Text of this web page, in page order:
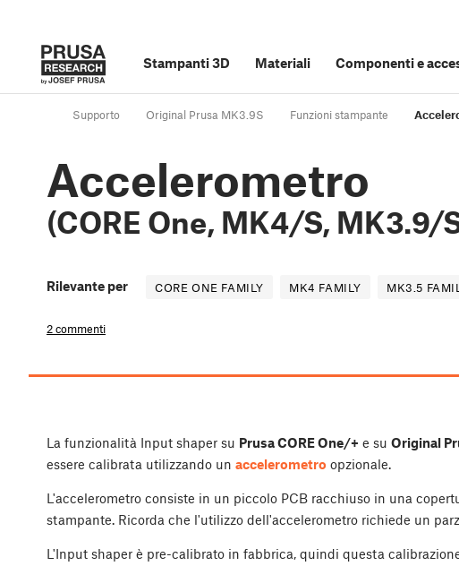
Stampanti 3D Materiali Componenti e
Supporto Original Prusa MK3.9S Funzioni stampante
Accelerometro
(CORE One, MK4/S, MK3.9/
Rilevante per CORE ONE FAMILY MK4 FAMILY MK3.5
2 commenti
La funzionalità Input shaper su Prusa CORE One/+ e su Original
essere calibrata utilizzando un accelerometro opzionale.
L'accelerometro consiste in un piccolo PCB racchiuso in una
stampante. Ricorda che l'utilizzo dell'accelerometro richiede un
L'Input shaper è pre-calibrato in fabbrica, quindi questa